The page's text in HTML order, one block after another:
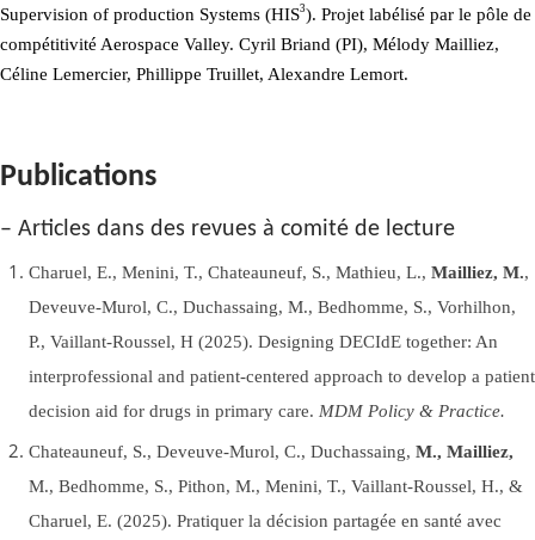
Supervision of production Systems (HIS3). Projet labélisé par le pôle de
compétitivité Aerospace Valley. Cyril Briand (PI), Mélody Mailliez,
Céline Lemercier, Phillippe Truillet, Alexandre Lemort.
Publications
– Articles dans des revues à comité de lecture
Charuel, E., Menini, T., Chateauneuf, S., Mathieu, L., Mailliez, M.,
Deveuve-Murol, C., Duchassaing, M., Bedhomme, S., Vorhilhon,
P., Vaillant-Roussel, H (2025). Designing DECIdE together: An
interprofessional and patient-centered approach to develop a patient
decision aid for drugs in primary care. MDM Policy & Practice.
Chateauneuf, S., Deveuve-Murol, C., Duchassaing, M., Mailliez,
M., Bedhomme, S., Pithon, M., Menini, T., Vaillant-Roussel, H., &
Charuel, E. (2025). Pratiquer la décision partagée en santé avec